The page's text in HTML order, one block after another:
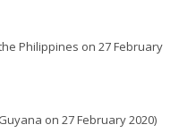
Philippines on 27 February
on 27 February 2020)